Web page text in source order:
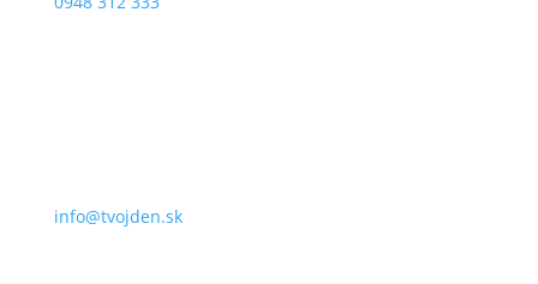
info@tvojden.sk